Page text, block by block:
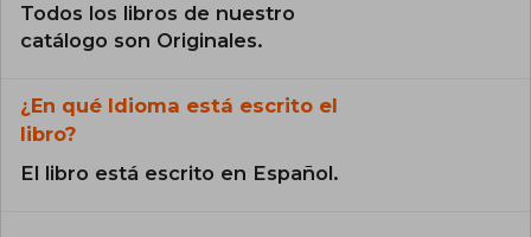
Todos los libros de nuestro
catálogo son Originales.
¿En qué Idioma está escrito el
libro?
El libro está escrito en Español.